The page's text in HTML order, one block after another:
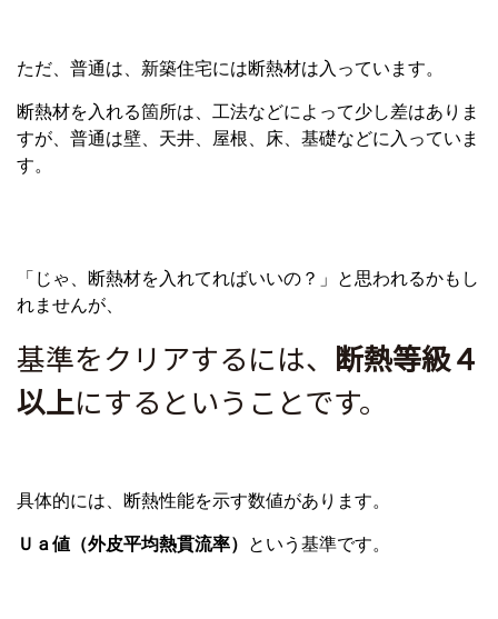
ただ、普通は、新築住宅には断熱材は入っています。
断熱材を入れる箇所は、工法などによって少し差はありま
すが、普通は壁、天井、屋根、床、基礎などに入っていま
す。
「じゃ、断熱材を入れてればいいの？」と思われるかもし
れませんが、
基準をクリアするには、 断熱等級４
以上にするということです。
具体的には、断熱性能を示す数値があります。
Ｕａ値（外皮平均熱貫流率） という基準です。